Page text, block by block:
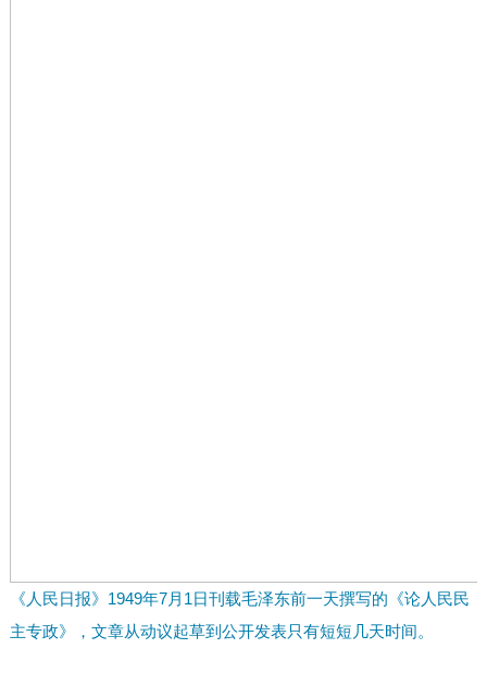
《人民日报》1949年7月1日刊载毛泽东前一天撰写的《论人民民
主专政》，文章从动议起草到公开发表只有短短几天时间。